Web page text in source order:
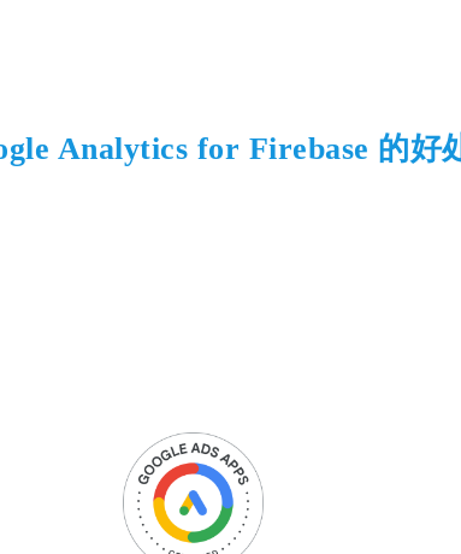
Analytics for Firebase 的好